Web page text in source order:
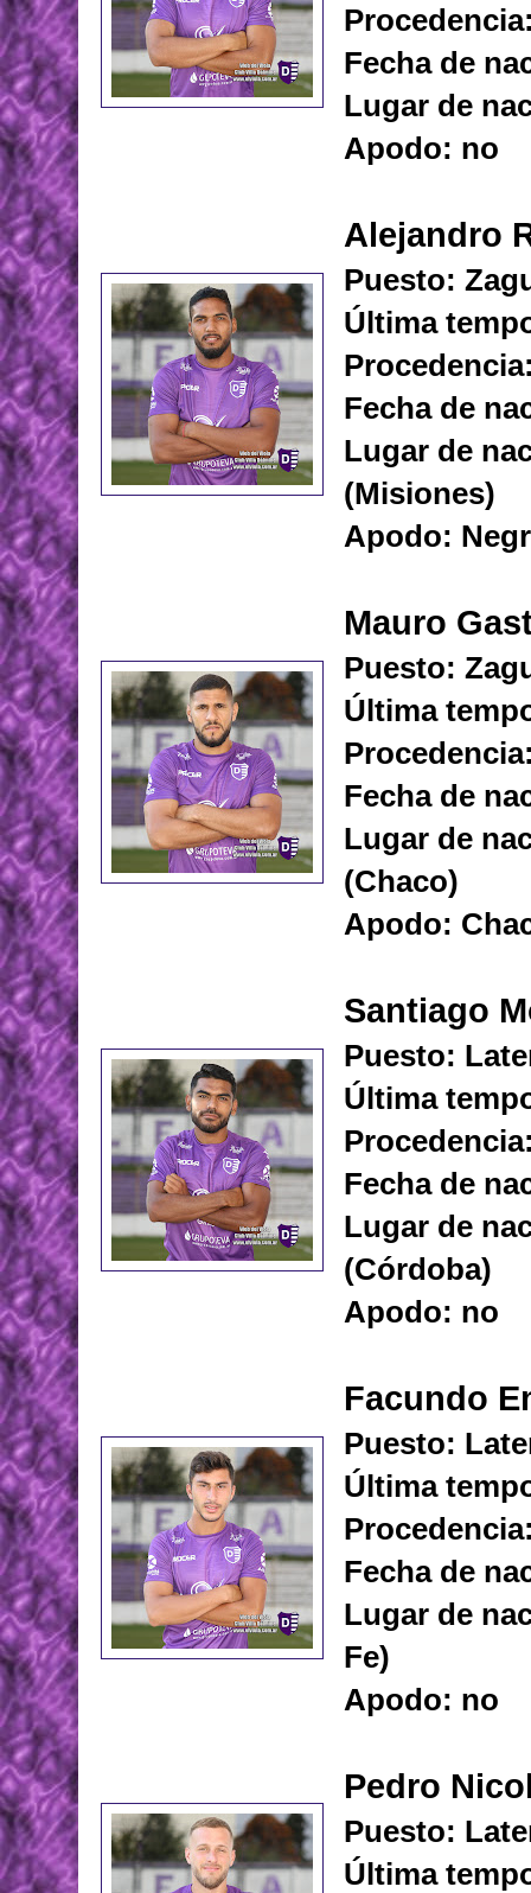
Fecha de
Lugar de
Apodo: no
Alejandro
Puesto:
Última
Fecha de
Lugar de
(Misiones)
Apodo:
Mauro
Puesto:
Última
Fecha de
Lugar de
(Chaco)
Apodo:
Santiago
Puesto:
Última
Fecha de
Lugar de
(Córdoba)
Apodo: no
Facundo
Puesto:
Última
Fecha de
Lugar de
Fe)
Apodo: no
Pedro
Puesto:
Última